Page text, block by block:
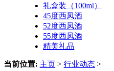
礼盒装（100ml）
45度西凤酒
52度西凤酒
55度西凤酒
精美礼品
当前位置: 主页 > 行业动态 >